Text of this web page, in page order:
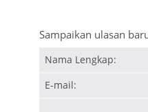
Sampaikan ulasan
Nama Lengkap:
E-mail: